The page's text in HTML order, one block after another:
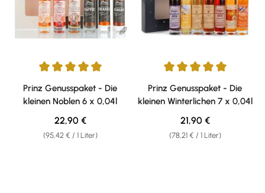
Durchschnittliche Bewertung von 5 von 5 Sternen
Prinz Genusspaket - Die
kleinen Noblen 6 x 0,04l
(95,42 € / 1 Liter)
Regulärer Preis:
22,90 €
Durchschnittliche Bewertung
Prinz Genusspaket - Die
kleinen Winterlichen 7 x 0,04l
(78,21 € / 1 Liter)
Regulärer Preis:
21,90 €